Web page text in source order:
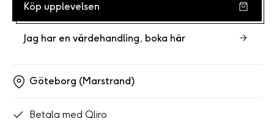
Köp upplevelsen
Jag har en värdehandling, boka här
Göteborg (Marstrand)
Betala med Qliro